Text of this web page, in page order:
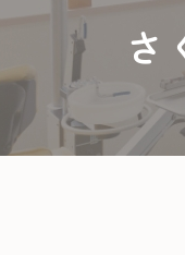
はぎマッサージ
さ